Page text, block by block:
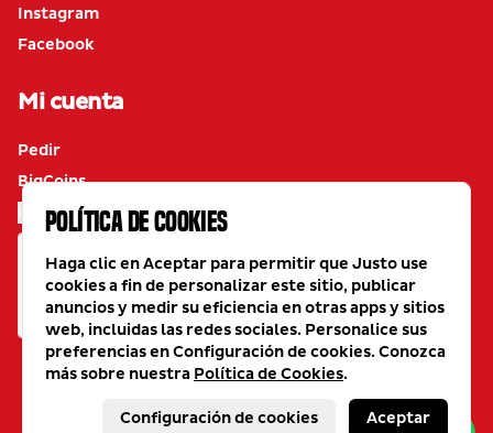
Instagram
Facebook
Mi cuenta
Pedir
BigCoins
Iniciar sesión
Powered by
Política de Cookies
Haga clic en Aceptar para permitir que Justo use
cookies a fin de personalizar este sitio, publicar
anuncios y medir su eficiencia en otras apps y sitios
web, incluidas las redes sociales. Personalice sus
preferencias en Configuración de cookies. Conozca
más sobre nuestra Política de Cookies.
Configuración de cookies Aceptar